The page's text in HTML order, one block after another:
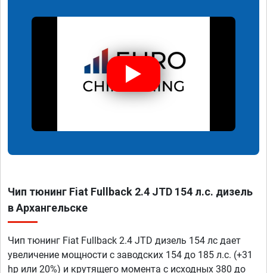
Чип тюнинг Fiat Fullback 2.4 JTD 154 л.с. дизель
в Архангельске
Чип тюнинг Fiat Fullback 2.4 JTD дизель 154 лс дает
увеличение мощности с заводских 154 до 185 л.с. (+31
hp или 20%) и крутящего момента с исходных 380 до